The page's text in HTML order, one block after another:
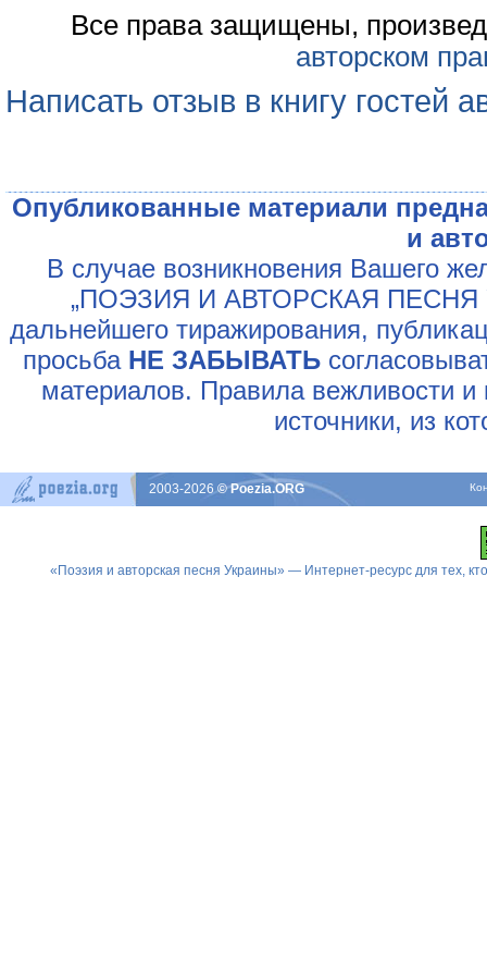
Все права защищены,
авторском
Написать отзыв в книгу гостей
Опубликованные материали
и
В случае возникновения Вашего
„ПОЭЗИЯ И АВТОРСКАЯ ПЕСНЯ
дальнейшего тиражирования,
просьба НЕ ЗАБЫВАТЬ
материалов. Правила вежливости и
источники, из
2003-2026© Poezia.ORG
«Поэзия и авторская песня Украины» — Интернет-ресурс для тех,